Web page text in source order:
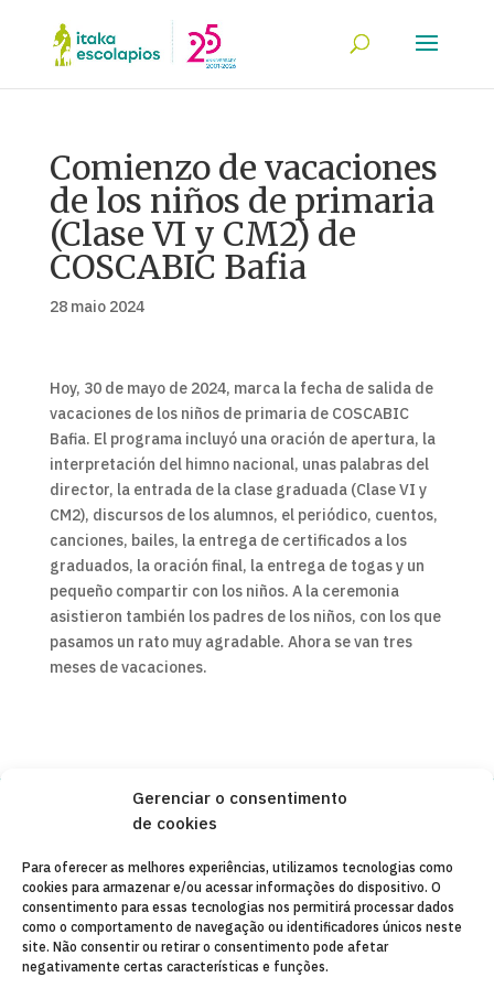
Gerenciar o consentimento
de cookies
Para oferecer as melhores experiências, utilizamos tecnologias como
cookies para armazenar e/ou acessar informações do dispositivo. O
consentimento para essas tecnologias nos permitirá processar dados
como o comportamento de navegação ou identificadores únicos neste
site. Não consentir ou retirar o consentimento pode afetar
negativamente certas características e funções.
Comienzo de vacaciones
de los niños de primaria
(Clase VI y CM2) de
COSCABIC Bafia
28 maio 2024
Hoy, 30 de mayo de 2024, marca la fecha de salida de
vacaciones de los niños de primaria de COSCABIC
Bafia. El programa incluyó una oración de apertura, la
interpretación del himno nacional, unas palabras del
director, la entrada de la clase graduada (Clase VI y
CM2), discursos de los alumnos, el periódico, cuentos,
canciones, bailes, la entrega de certificados a los
graduados, la oración final, la entrega de togas y un
pequeño compartir con los niños. A la ceremonia
asistieron también los padres de los niños, con los que
pasamos un rato muy agradable. Ahora se van tres
meses de vacaciones.
Copyleft 2025
AVISO LEGAL
POLÍTICA DE PRIVACIDADE